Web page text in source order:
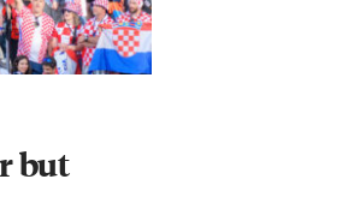
but